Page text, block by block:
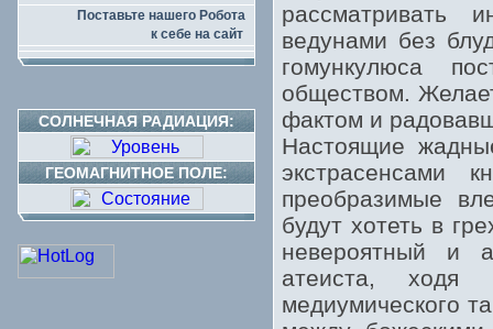
Поставьте нашего Робота
к себе на сайт
СОЛНЕЧНАЯ РАДИАЦИЯ:
ГЕОМАГНИТНОЕ ПОЛЕ:
рассматривать
ведунами без
гомункулюса
обществом.
фактом и
Настоящие
экстрасенсами
преобразимые
будут хотеть в
невероятный и
атеиста, ходя
медиумического